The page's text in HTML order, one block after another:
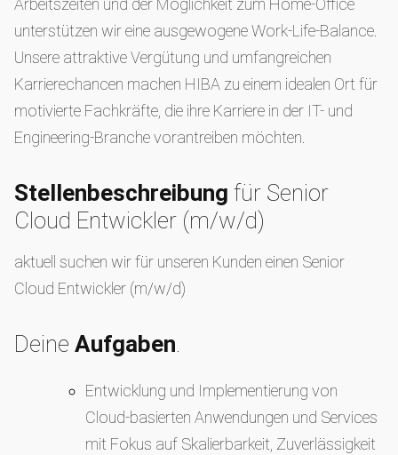
Arbeitszeiten und der Möglichkeit zum Home-Office
unterstützen wir eine ausgewogene Work-Life-Balance.
Unsere attraktive Vergütung und umfangreichen
Karrierechancen machen HIBA zu einem idealen Ort für
motivierte Fachkräfte, die ihre Karriere in der IT- und
Engineering-Branche vorantreiben möchten.
Stellenbeschreibung für Senior
Cloud Entwickler (m/w/d)
aktuell suchen wir für unseren Kunden einen Senior
Cloud Entwickler (m/w/d)
Deine Aufgaben.
Entwicklung und Implementierung von
Cloud-basierten Anwendungen und Services
mit Fokus auf Skalierbarkeit, Zuverlässigkeit